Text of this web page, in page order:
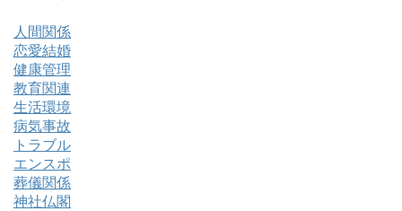
人間関係
恋愛結婚
健康管理
教育関連
生活環境
病気事故
トラブル
エンスポ
葬儀関係
神社仏閣